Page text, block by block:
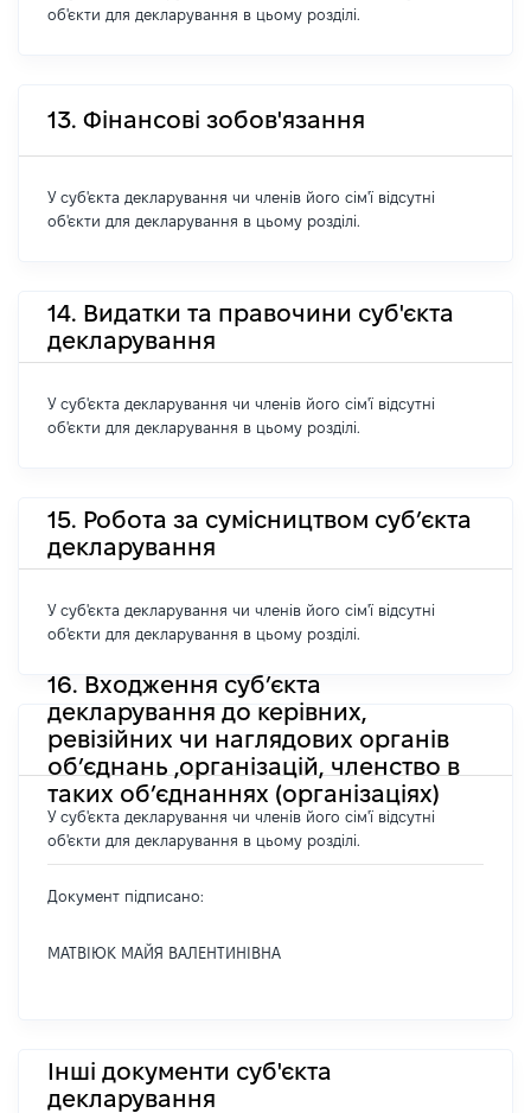
об'єкти для декларування в цьому розділі.
13. Фінансові зобов'язання
У суб'єкта декларування чи членів його сім'ї відсутні
об'єкти для декларування в цьому розділі.
14. Видатки та правочини суб'єкта
декларування
У суб'єкта декларування чи членів його сім'ї відсутні
об'єкти для декларування в цьому розділі.
15. Робота за сумісництвом суб’єкта
декларування
У суб'єкта декларування чи членів його сім'ї відсутні
об'єкти для декларування в цьому розділі.
16. Входження суб’єкта
декларування до керівних,
ревізійних чи наглядових органів
об’єднань ,організацій, членство в
таких об’єднаннях (організаціях)
У суб'єкта декларування чи членів його сім'ї відсутні
об'єкти для декларування в цьому розділі.
Документ підписано:
МАТВІЮК МАЙЯ ВАЛЕНТИНІВНА
Інші документи суб'єкта
декларування